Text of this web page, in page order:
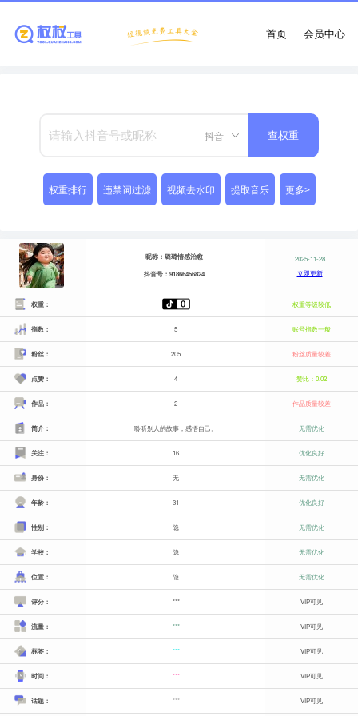
会员中心
首页
抖音 查权重
权重排行 违禁词过滤 视频去水印 提取音乐 更多>
昵称：璐璐情感治愈
抖音号：91866456824
2025-11-28
立即更新
权重： 权重等级较低
指数： 5 账号指数一般
粉丝： 205 粉丝质量较差
点赞： 4 赞比：0.02
作品： 2 作品质量较差
简介： 聆听别人的故事，感悟自己。 无需优化
关注： 16 优化良好
身份： 无 无需优化
年龄： 31 优化良好
性别： 隐 无需优化
学校： 隐 无需优化
位置： 隐 无需优化
评分： *** VIP可见
流量： *** VIP可见
标签： *** VIP可见
时间： *** VIP可见
话题： *** VIP可见